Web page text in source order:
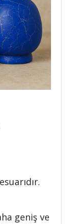
geniş ve